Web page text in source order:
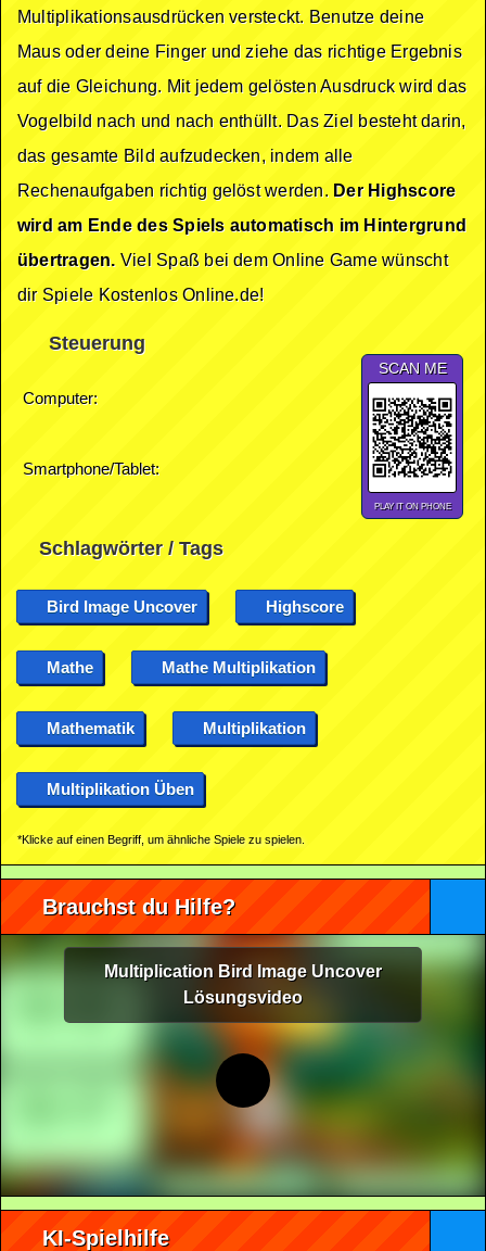
Multiplikationsausdrücken versteckt. Benutze deine
Maus oder deine Finger und ziehe das richtige Ergebnis
auf die Gleichung. Mit jedem gelösten Ausdruck wird das
Vogelbild nach und nach enthüllt. Das Ziel besteht darin,
das gesamte Bild aufzudecken, indem alle
Rechenaufgaben richtig gelöst werden. Der Highscore
wird am Ende des Spiels automatisch im Hintergrund
übertragen. Viel Spaß bei dem Online Game wünscht
dir Spiele Kostenlos Online.de!
Steuerung
Computer:
Smartphone/Tablet:
SCAN ME
PLAY IT ON PHONE
Schlagwörter / Tags
Bird Image Uncover Highscore
Mathe Mathe Multiplikation
Mathematik Multiplikation
Multiplikation Üben
*Klicke auf einen Begriff, um ähnliche Spiele zu spielen.
Brauchst du Hilfe?
Multiplication Bird Image Uncover
Lösungsvideo
KI-Spielhilfe